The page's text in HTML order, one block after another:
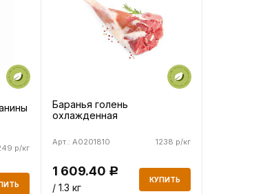
р/кг
Баранья голень
охлажденная
1238 р/кг
Арт.: A0201810
1 609.40 Р
/ 1.3 кг
КУПИТЬ